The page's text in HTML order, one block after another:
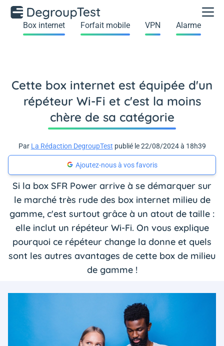
Box internet Forfait mobile VPN Alarme
Cette box internet est équipée d'un
répéteur Wi-Fi et c'est la moins
chère de sa catégorie
Par La Rédaction DegroupTest publié le 22/08/2024 à 18h39
Ajoutez-nous à vos favoris
Si la box SFR Power arrive à se démarquer sur
le marché très rude des box internet milieu de
gamme, c'est surtout grâce à un atout de taille :
elle inclut un répéteur Wi-Fi. On vous explique
pourquoi ce répéteur change la donne et quels
sont les autres avantages de cette box de milieu
de gamme !